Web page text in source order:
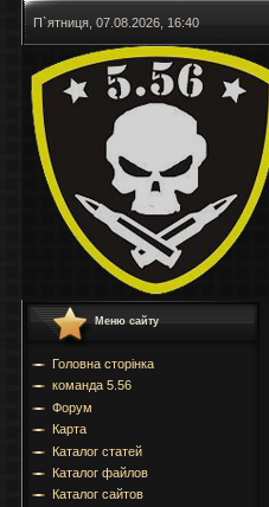
П`ятниця, 07.08.2026, 16:40
Меню сайту
Головна сторінка
команда 5.56
Форум
Карта
Каталог статей
Каталог файлов
Каталог сайтов